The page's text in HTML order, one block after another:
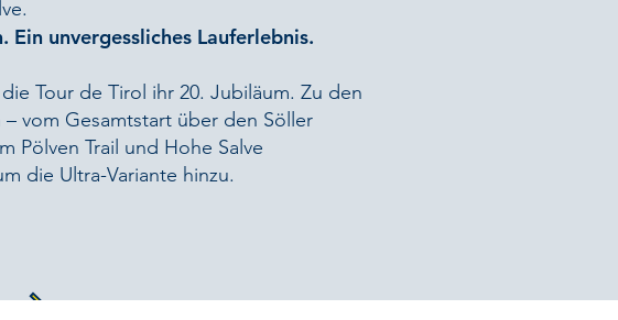
unvergessliches Lauferlebnis.
Tour de Tirol ihr 20. Jubiläum. Zu den
vom Gesamtstart über den Söller
Pölven Trail und Hohe Salve
die Ultra-Variante hinzu.